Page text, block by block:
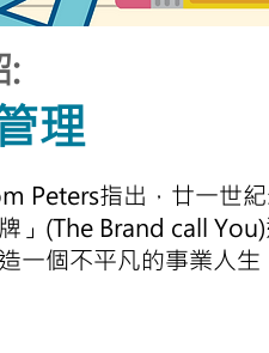
:
理
Peters指出，廿一世
」(The Brand call
一個不平凡的事業人生